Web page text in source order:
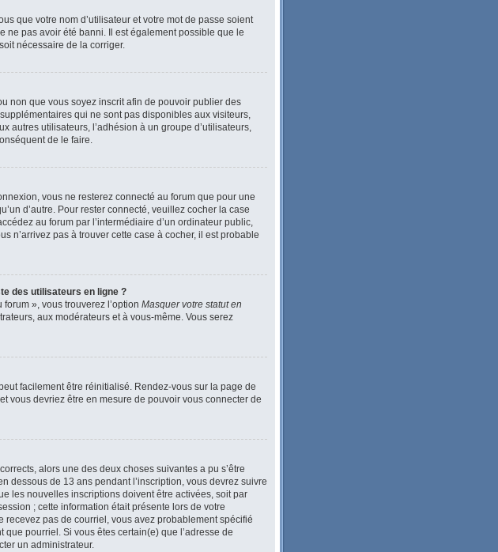
que votre nom d’utilisateur et votre mot de passe soient
ne pas avoir été banni. Il est également possible que le
nécessaire de la corriger.
non que vous soyez inscrit afin de pouvoir publier des
qui ne sont pas disponibles aux visiteurs,
autres utilisateurs, l’adhésion à un groupe d’utilisateurs,
de le faire.
vous ne resterez connecté au forum que pour une
d’autre. Pour rester connecté, veuillez cocher la case
au forum par l’intermédiaire d’un ordinateur public,
n’arrivez pas à trouver cette case à cocher, il est probable
des utilisateurs en ligne ?
», vous trouverez l’option Masquer votre statut en
aux modérateurs et à vous-même. Vous serez
facilement être réinitialisé. Rendez-vous sur la page de
vous devriez être en mesure de pouvoir vous connecter de
alors une des deux choses suivantes a pu s’être
dessous de 13 ans pendant l’inscription, vous devrez suivre
les nouvelles inscriptions doivent être activées, soit par
; cette information était présente lors de votre
pas de courriel, vous avez probablement spécifié
pourriel. Si vous êtes certain(e) que l’adresse de
un administrateur.